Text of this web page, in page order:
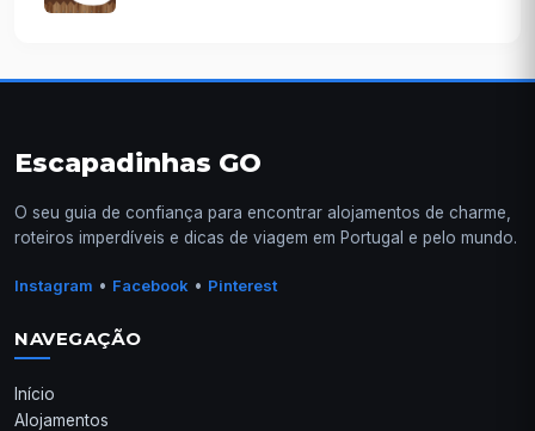
Escapadinhas GO
O seu guia de confiança para encontrar alojamentos de charme,
roteiros imperdíveis e dicas de viagem em Portugal e pelo mundo.
Instagram • Facebook • Pinterest
NAVEGAÇÃO
Início
Alojamentos